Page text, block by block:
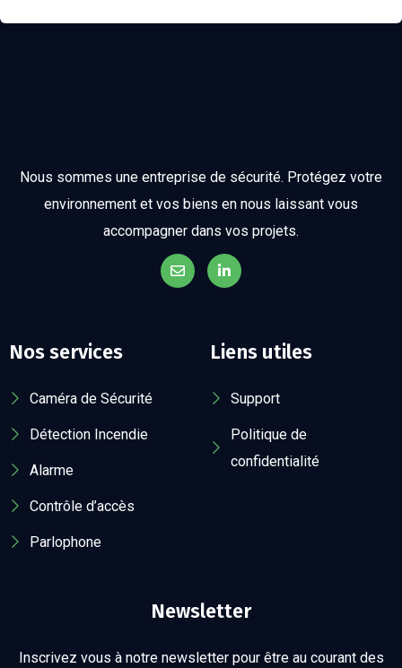
Nous sommes une entreprise de sécurité. Protégez votre
environnement et vos biens en nous laissant vous
accompagner dans vos projets.
Nos services
Caméra de Sécurité
Détection Incendie
Alarme
Contrôle d’accès
Parlophone
Liens utiles
Support
Politique de
confidentialité
Newsletter
Inscrivez vous à notre newsletter pour être au courant des